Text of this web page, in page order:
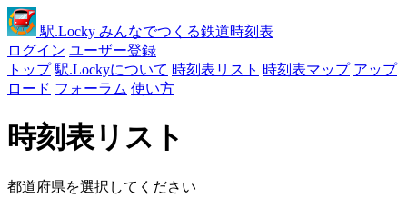
駅.Locky みんなでつくる鉄道時刻表
ログイン ユーザー登録
トップ 駅.Lockyについて 時刻表リスト 時刻表マップ アップ
ロード フォーラム 使い方
時刻表リスト
都道府県を選択してください